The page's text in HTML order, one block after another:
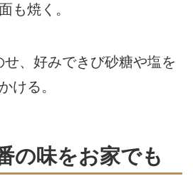
も焼く。
せ、好みできび砂糖や塩を
ける。
の味をお家でも